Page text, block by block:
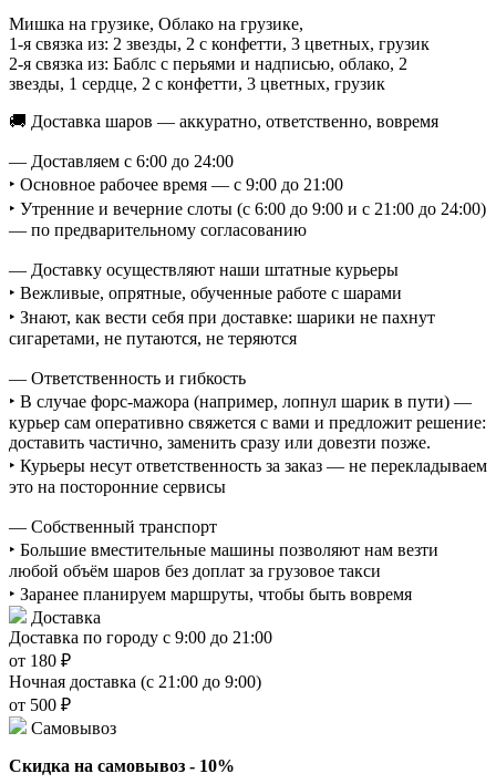
Мишка на грузике, Облако на грузике,
1-я связка из: 2 звезды, 2 с конфетти, 3 цветных, грузик
2-я связка из: Баблс с перьями и надписью, облако, 2
звезды, 1 сердце, 2 с конфетти, 3 цветных, грузик
🚚 Доставка шаров — аккуратно, ответственно, вовремя
— Доставляем с 6:00 до 24:00
‣ Основное рабочее время — с 9:00 до 21:00
‣ Утренние и вечерние слоты (с 6:00 до 9:00 и с 21:00 до 24:00)
— по предварительному согласованию
— Доставку осуществляют наши штатные курьеры
‣ Вежливые, опрятные, обученные работе с шарами
‣ Знают, как вести себя при доставке: шарики не пахнут
сигаретами, не путаются, не теряются
— Ответственность и гибкость
‣ В случае форс-мажора (например, лопнул шарик в пути) —
курьер сам оперативно свяжется с вами и предложит решение:
доставить частично, заменить сразу или довезти позже.
‣ Курьеры несут ответственность за заказ — не перекладываем
это на посторонние сервисы
— Собственный транспорт
‣ Большие вместительные машины позволяют нам везти
любой объём шаров без доплат за грузовое такси
‣ Заранее планируем маршруты, чтобы быть вовремя
Доставка
Доставка по городу с 9:00 до 21:00
от 180 ₽
Ночная доставка (с 21:00 до 9:00)
от 500 ₽
Самовывоз
Скидка на самовывоз - 10%